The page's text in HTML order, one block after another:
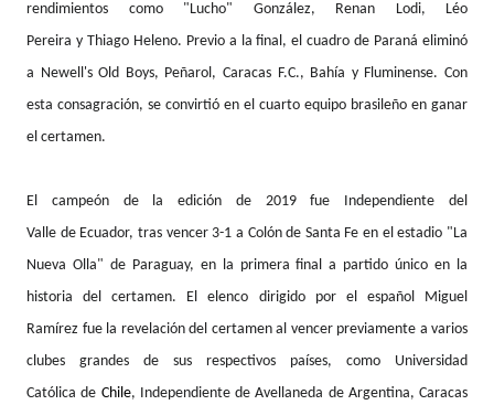
rendimientos como "Lucho" González, Renan Lodi, Léo
Pereira y Thiago Heleno. Previo a la final, el cuadro de Paraná eliminó
a Newell's Old Boys, Peñarol, Caracas F.C., Bahía y Fluminense. Con
esta consagración, se convirtió en el cuarto equipo brasileño en ganar
el certamen.
El campeón de la edición de 2019 fue Independiente del
Valle de Ecuador, tras vencer 3-1 a Colón de Santa Fe en el estadio "La
Nueva Olla" de Paraguay, en la primera final a partido único en la
historia del certamen. El elenco dirigido por el español Miguel
Ramírez fue la revelación del certamen al vencer previamente a varios
clubes grandes de sus respectivos países, como Universidad
Católica de Chile, Independiente de Avellaneda de Argentina, Caracas